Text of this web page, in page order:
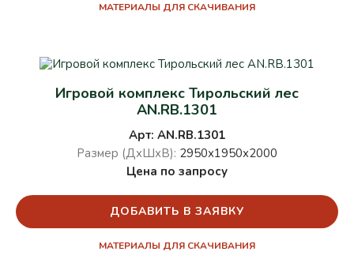
МАТЕРИАЛЫ ДЛЯ СКАЧИВАНИЯ
Игровой комплекс Тирольский лес
AN.RB.1301
Арт: AN.RB.1301
Размер (ДхШхВ): 2950х1950х2000
Цена по запросу
ДОБАВИТЬ В ЗАЯВКУ
МАТЕРИАЛЫ ДЛЯ СКАЧИВАНИЯ